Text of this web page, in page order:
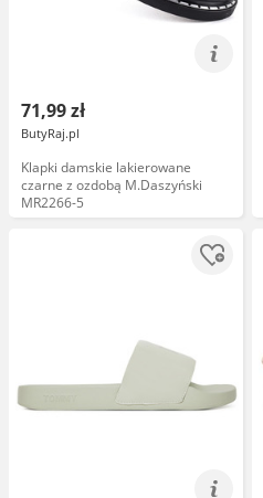
71,99 zł
ButyRaj.pl
Klapki damskie lakierowane
czarne z ozdobą M.Daszyński
MR2266-5